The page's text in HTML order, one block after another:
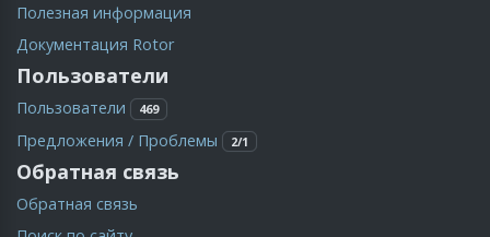
Полезная информация
Документация Rotor
Пользователи
Пользователи 469
Предложения / Проблемы 2/1
Обратная связь
Обратная связь